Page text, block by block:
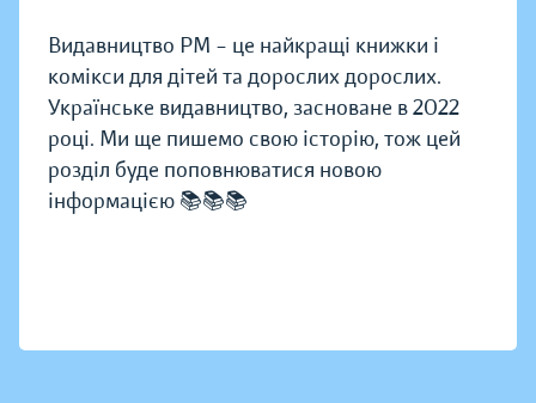
Видавництво РМ – це найкращі книжки і
комікси для дітей та дорослих дорослих.
Українське видавництво, засноване в 2022
році. Ми ще пишемо свою історію, тож цей
розділ буде поповнюватися новою
інформацією 📚📚📚